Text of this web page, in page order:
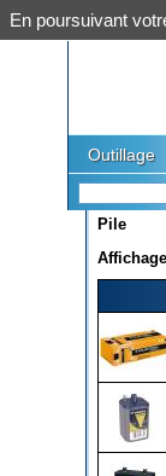
Outillage
Pile
En poursuivant